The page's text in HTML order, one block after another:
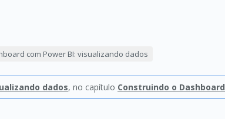
com Power BI: visualizando dados
dados, no capítulo Construindo o Dashboard